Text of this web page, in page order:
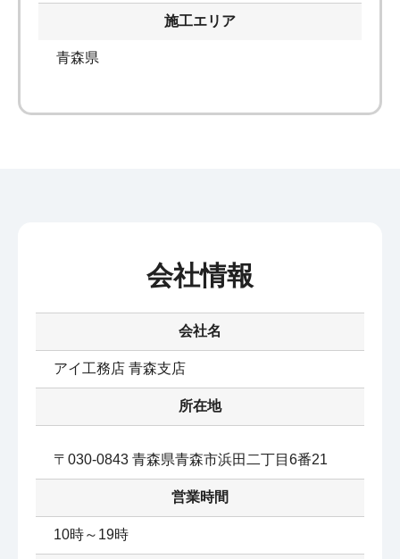
施工エリア
青森県
会社情報
会社名
アイ工務店 青森支店
所在地
〒030-0843 青森県青森市浜田二丁目6番21
営業時間
10時～19時